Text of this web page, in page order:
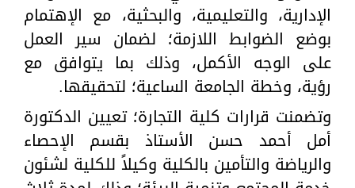
الإدارية، والتعليمية، والبحثية، مع الإهتمام
بوضع الضوابط اللازمة؛ لضمان سير العمل
على الوجه الأكمل، وذلك بما يتوافق مع
رؤية، وخطة الجامعة الساعية؛ لتحقيقها.
وتضمنت قرارات كلية التجارة؛ تعيين الدكتورة
أمل أحمد حسن الأستاذ بقسم الإحصاء
والرياضة والتأمين بالكلية وكيلاً للكلية لشئون